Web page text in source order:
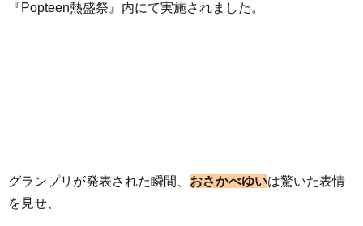
『Popteen熱盛祭』内にて実施されました。
グランプリが発表された瞬間、 おさかべゆいは驚いた表情
を見せ、